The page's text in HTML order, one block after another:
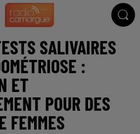
SALIVAIRES
:
ET
POUR DES
FEMMES